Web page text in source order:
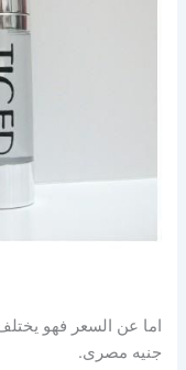
جنيه مصرى.